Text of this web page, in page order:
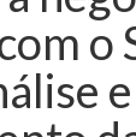
o
e